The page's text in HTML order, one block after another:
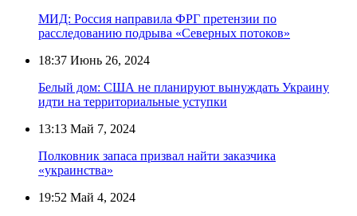
МИД: Россия направила ФРГ претензии по
расследованию подрыва «Северных потоков»
18:37 Июнь 26, 2024
Белый дом: США не планируют вынуждать Украину
идти на территориальные уступки
13:13 Май 7, 2024
Полковник запаса призвал найти заказчика
«украинства»
19:52 Май 4, 2024